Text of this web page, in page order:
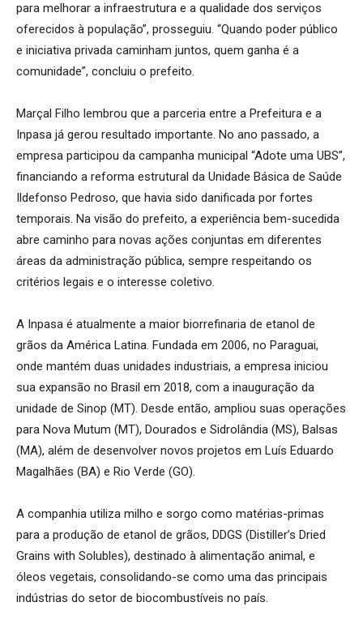
para melhorar a infraestrutura e a qualidade dos serviços
oferecidos à população”, prosseguiu. “Quando poder público
e iniciativa privada caminham juntos, quem ganha é a
comunidade”, concluiu o prefeito.
Marçal Filho lembrou que a parceria entre a Prefeitura e a
Inpasa já gerou resultado importante. No ano passado, a
empresa participou da campanha municipal “Adote uma UBS”,
financiando a reforma estrutural da Unidade Básica de Saúde
Ildefonso Pedroso, que havia sido danificada por fortes
temporais. Na visão do prefeito, a experiência bem-sucedida
abre caminho para novas ações conjuntas em diferentes
áreas da administração pública, sempre respeitando os
critérios legais e o interesse coletivo.
A Inpasa é atualmente a maior biorrefinaria de etanol de
grãos da América Latina. Fundada em 2006, no Paraguai,
onde mantém duas unidades industriais, a empresa iniciou
sua expansão no Brasil em 2018, com a inauguração da
unidade de Sinop (MT). Desde então, ampliou suas operações
para Nova Mutum (MT), Dourados e Sidrolândia (MS), Balsas
(MA), além de desenvolver novos projetos em Luís Eduardo
Magalhães (BA) e Rio Verde (GO).
A companhia utiliza milho e sorgo como matérias-primas
para a produção de etanol de grãos, DDGS (Distiller’s Dried
Grains with Solubles), destinado à alimentação animal, e
óleos vegetais, consolidando-se como uma das principais
indústrias do setor de biocombustíveis no país.